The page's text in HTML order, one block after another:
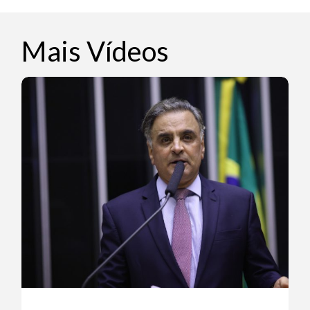
Mais Vídeos